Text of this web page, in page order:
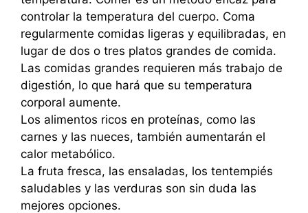
controlar la temperatura del cuerpo. Coma
regularmente comidas ligeras y equilibradas, en
lugar de dos o tres platos grandes de comida.
Las comidas grandes requieren más trabajo de
digestión, lo que hará que su temperatura
corporal aumente.
Los alimentos ricos en proteínas, como las
carnes y las nueces, también aumentarán el
calor metabólico.
La fruta fresca, las ensaladas, los tentempiés
saludables y las verduras son sin duda las
mejores opciones.